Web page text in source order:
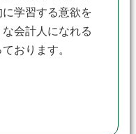
学習する意欲を
会計人になれる
おります。